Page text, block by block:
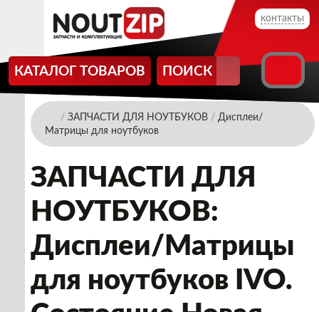
контакты
КАТАЛОГ ТОВАРОВ ПОИСК
/ ЗАПЧАСТИ ДЛЯ НОУТБУКОВ / Дисплеи/
Матрицы для ноутбуков
ЗАПЧАСТИ ДЛЯ
НОУТБУКОВ:
Дисплеи/Матрицы
для ноутбуков IVO.